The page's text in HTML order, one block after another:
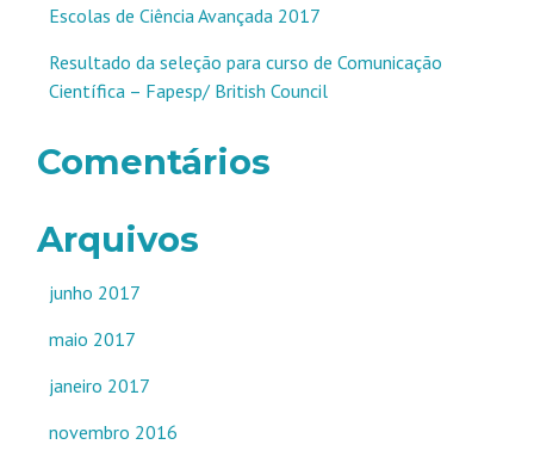
Escolas de Ciência Avançada 2017
Resultado da seleção para curso de Comunicação
Científica – Fapesp/ British Council
Comentários
Arquivos
junho 2017
maio 2017
janeiro 2017
novembro 2016